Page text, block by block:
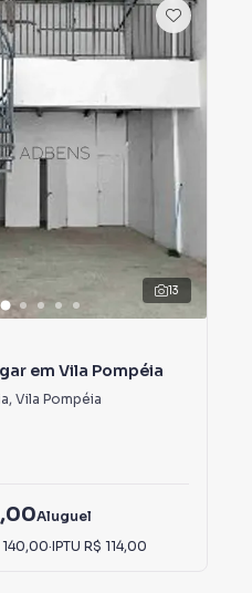
13
em Vila Pompéia
, Vila Pompéia
Aluguel
140,00·IPTU R$ 114,00